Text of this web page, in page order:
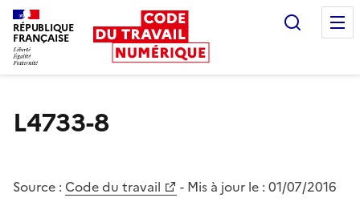
RÉPUBLIQUE
FRANÇAISE
L4733-8
Source : Code du travail - Mis à jour le : 01/07/2016